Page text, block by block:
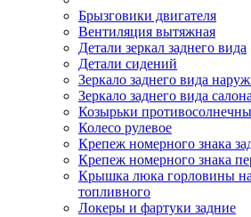
Брызговики двигателя
Вентиляция вытяжная
Детали зеркал заднего вида
Детали сидений
Зеркало заднего вида
Зеркало заднего вида салона
Козырьки
Колесо рулевое
Крепеж номерного знака
Крепеж номерного знака
Крышка люка горловины
топливного
Локеры и фартуки задние